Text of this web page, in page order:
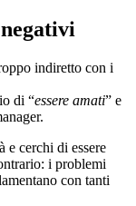
indiretto con i
di “essere amati” e
e cerchi di essere
i problemi
con tanti